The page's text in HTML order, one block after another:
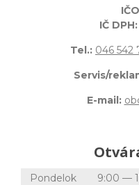
IČ DPH:
Tel.: 046 542
Servis/
E-mail:
Pondelok
9:00 —